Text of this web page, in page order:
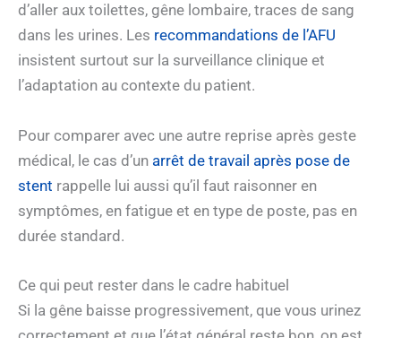
d’aller aux toilettes, gêne lombaire, traces de sang
dans les urines. Les recommandations de l’AFU
insistent surtout sur la surveillance clinique et
l’adaptation au contexte du patient.
Pour comparer avec une autre reprise après geste
médical, le cas d’un arrêt de travail après pose de
stent rappelle lui aussi qu’il faut raisonner en
symptômes, en fatigue et en type de poste, pas en
durée standard.
Ce qui peut rester dans le cadre habituel
Si la gêne baisse progressivement, que vous urinez